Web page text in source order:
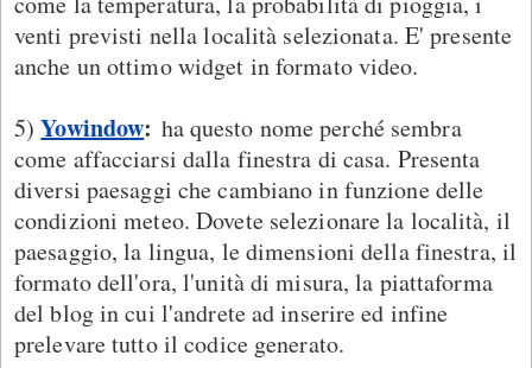
venti previsti nella località selezionata. E' presente
anche un ottimo widget in formato video.
5)Yowindow: ha questo nome perché sembra
come affacciarsi dalla finestra di casa. Presenta
diversi paesaggi che cambiano in funzione delle
condizioni meteo. Dovete selezionare la località, il
paesaggio, la lingua, le dimensioni della finestra, il
formato dell'ora, l'unità di misura, la piattaforma
del blog in cui l'andrete ad inserire ed infine
prelevare tutto il codice generato.